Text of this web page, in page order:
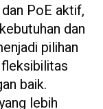
PoE aktif,
dan
pilihan
baik.
lebih